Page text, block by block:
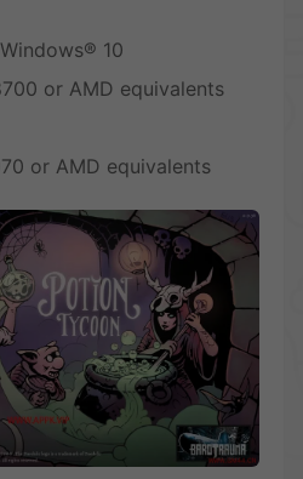
10
or AMD equivalents
or AMD equivalents